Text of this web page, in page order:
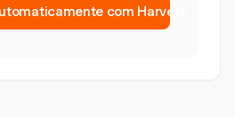
com Harvest